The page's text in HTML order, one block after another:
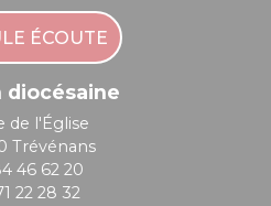
ÉCOUTE
diocésaine
de l'Église
Trévénans
46 62 20
22 28 32